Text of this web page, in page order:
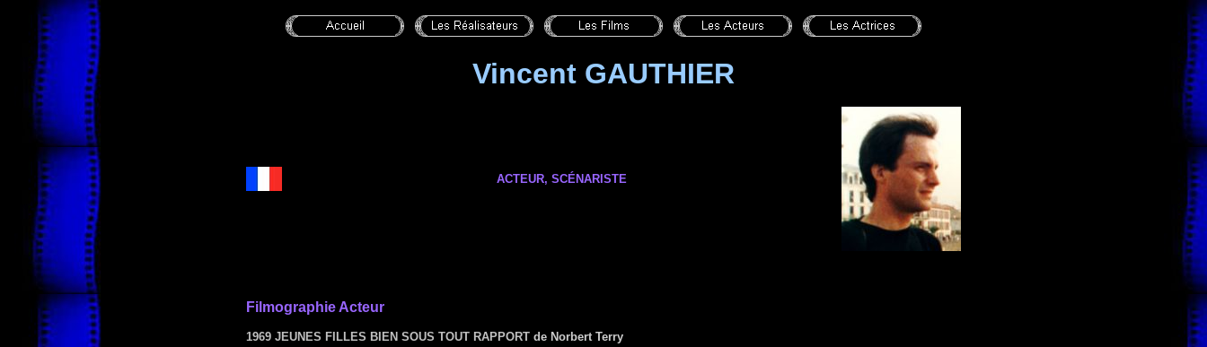
Vincent GAUTHIER
ACTEUR, SCÉNARISTE
Filmographie Acteur
1969 JEUNES FILLES BIEN SOUS TOUT RAPPORT de Norbert Terry